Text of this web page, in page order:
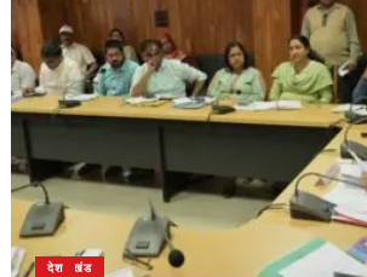
उत्तराखंड
देश